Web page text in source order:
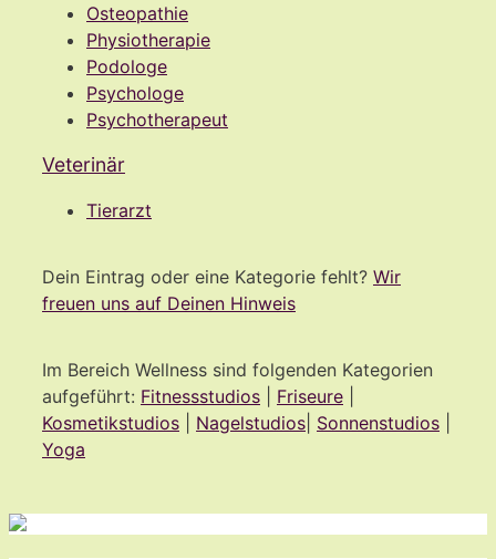
Osteopathie
Physiotherapie
Podologe
Psychologe
Psychotherapeut
Veterinär
Tierarzt
Dein Eintrag oder eine Kategorie fehlt? Wir
freuen uns auf Deinen Hinweis
Im Bereich Wellness sind folgenden Kategorien
aufgeführt: Fitnessstudios Friseure
Kosmetikstudios
Nagelstudios Sonnenstudios
Yoga